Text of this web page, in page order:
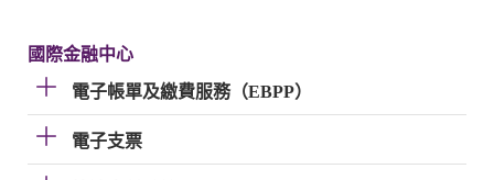
國際金融中心
電子帳單及繳費服務（EBPP）
電子支票